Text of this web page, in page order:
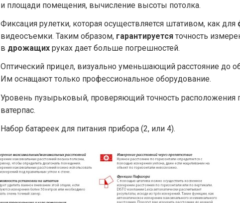
и площади помещения, вычисление высоты потолка.
Фиксация рулетки, которая осуществляется штативом, как для
видеосъемки. Таким образом, гарантируется точность
в дрожащих руках дает больше погрешностей.
Оптический прицел, визуально уменьшающий расстояние до
Им оснащают только профессиональное оборудование.
Уровень пузырьковый, проверяющий точность расположения
ватерпас.
Набор батареек для питания прибора (2, или 4).